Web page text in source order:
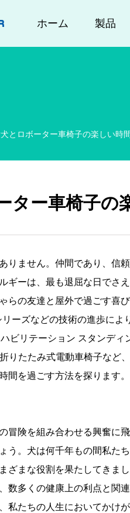
ホーム 製品
とロボーター車椅子の楽しい時
ター車椅子の
りません。仲間であり、信
ギーは、最も退屈な日でさ
らの友達と屋外で過ごす喜
リーズなどの技術の進歩に
ビリテーション スタンデ
りたたみ式電動車椅子など
間を過ごす方法を探ります。
冒険を組み合わせる興奮に
う。犬は何千年もの間私た
ざまな役割を果たしてきま
数多くの健康上の利点と関
私たちの人生においてかけ